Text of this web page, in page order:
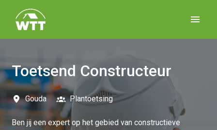
content
Homepagina
Toetsend Constructeur
Gouda Plantoetsing
Ben jij een expert op het gebied van constructieve